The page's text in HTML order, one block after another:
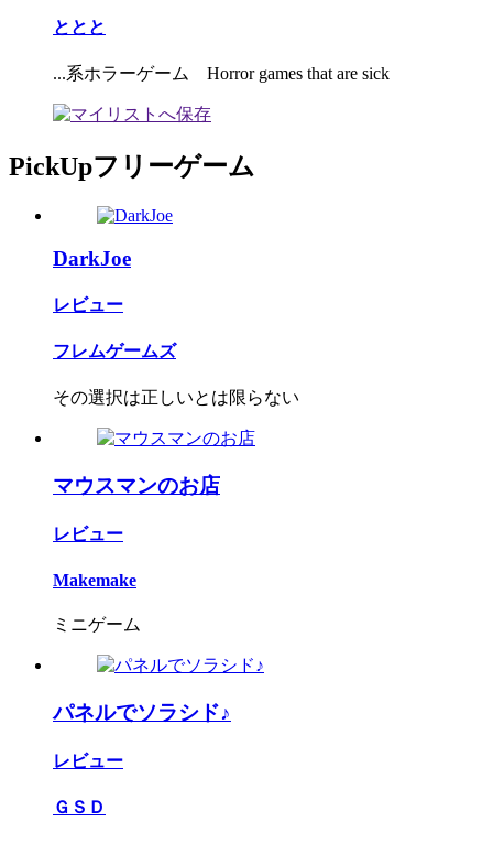
ととと
...系ホラーゲーム Horror games that are sick
PickUpフリーゲーム
DarkJoe
レビュー
フレムゲームズ
その選択は正しいとは限らない
マウスマンのお店
レビュー
Makemake
ミニゲーム
パネルでソラシド♪
レビュー
ＧＳＤ